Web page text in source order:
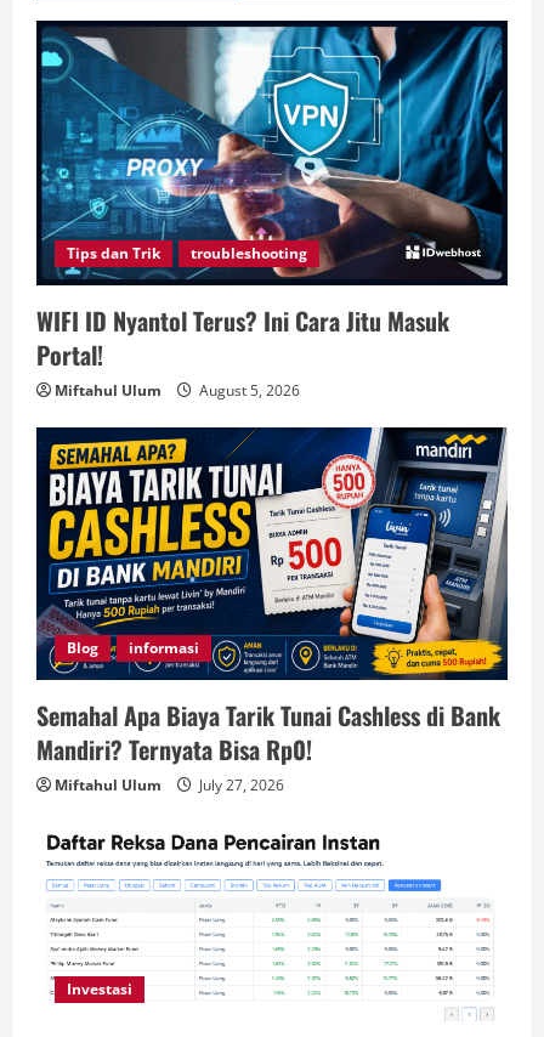
Tips dan Trik troubleshooting
WIFI ID Nyantol Terus? Ini Cara Jitu Masuk
Portal!
Miftahul Ulum August 5, 2026
Blog informasi
Semahal Apa Biaya Tarik Tunai Cashless di Bank
Mandiri? Ternyata Bisa Rp0!
Miftahul Ulum July 27, 2026
Investasi